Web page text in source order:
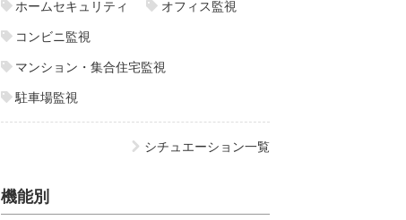
ホームセキュリティ オフィス監視
コンビニ監視
マンション・集合住宅監視
駐車場監視
シチュエーション一覧
機能別